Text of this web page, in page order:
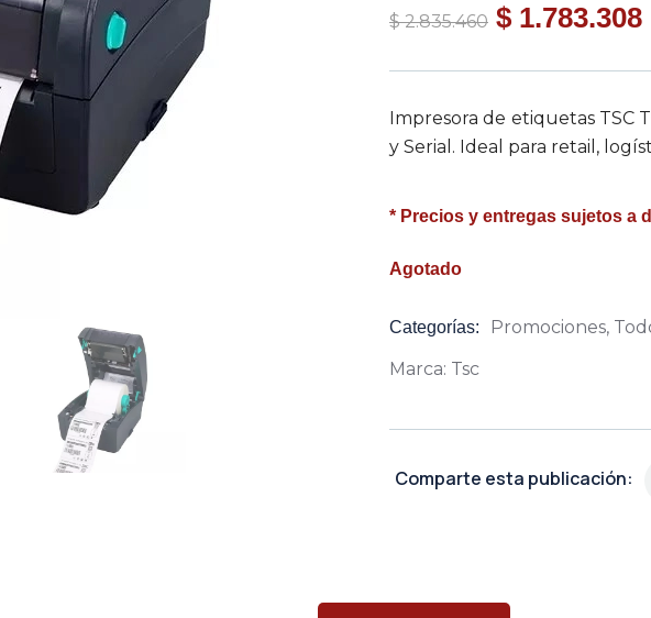
$2.835.460 $ 1.783.308
Impresora de etiquetas TSC
y Serial. Ideal para retail,
* Precios y entregas sujetos a
Agotado
Categorías: Promociones,
Marca: Tsc
Comparte esta publicación: